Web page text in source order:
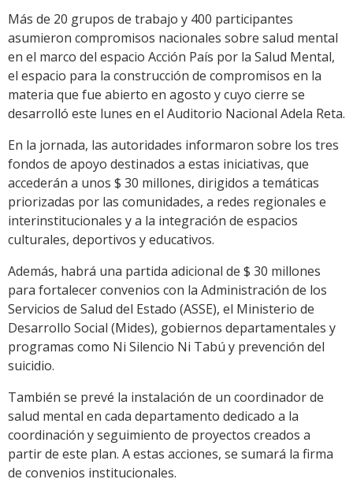
Más de 20 grupos de trabajo y 400 participantes
asumieron compromisos nacionales sobre salud mental
en el marco del espacio Acción País por la Salud Mental,
el espacio para la construcción de compromisos en la
materia que fue abierto en agosto y cuyo cierre se
desarrolló este lunes en el Auditorio Nacional Adela Reta.
En la jornada, las autoridades informaron sobre los tres
fondos de apoyo destinados a estas iniciativas, que
accederán a unos $ 30 millones, dirigidos a temáticas
priorizadas por las comunidades, a redes regionales e
interinstitucionales y a la integración de espacios
culturales, deportivos y educativos.
Además, habrá una partida adicional de $ 30 millones
para fortalecer convenios con la Administración de los
Servicios de Salud del Estado (ASSE), el Ministerio de
Desarrollo Social (Mides), gobiernos departamentales y
programas como Ni Silencio Ni Tabú y prevención del
suicidio.
También se prevé la instalación de un coordinador de
salud mental en cada departamento dedicado a la
coordinación y seguimiento de proyectos creados a
partir de este plan. A estas acciones, se sumará la firma
de convenios institucionales.